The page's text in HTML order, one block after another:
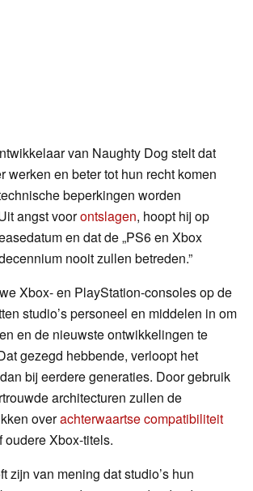
van Naughty Dog stelt dat
werken en beter tot hun recht komen
beperkingen worden
angst voorontslagen, hoopt hij op
en dat de „PS6 en Xbox
nooit zullen betreden.”
Xbox- en PlayStation-consoles op de
studio’s personeel en middelen in om
en de nieuwste ontwikkelingen te
gezegd hebbende, verloopt het
bij eerdere generaties. Door gebruik
architecturen zullen de
overachterwaartse compatibiliteit
oudere Xbox-titels.
zijn van mening dat studio’s hun